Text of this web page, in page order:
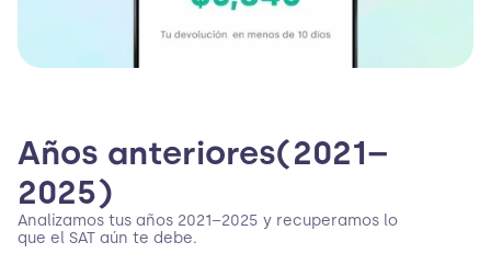
Años anteriores(2021–
2025)
Analizamos tus años 2021–2025 y recuperamos lo
que el SAT aún te debe.